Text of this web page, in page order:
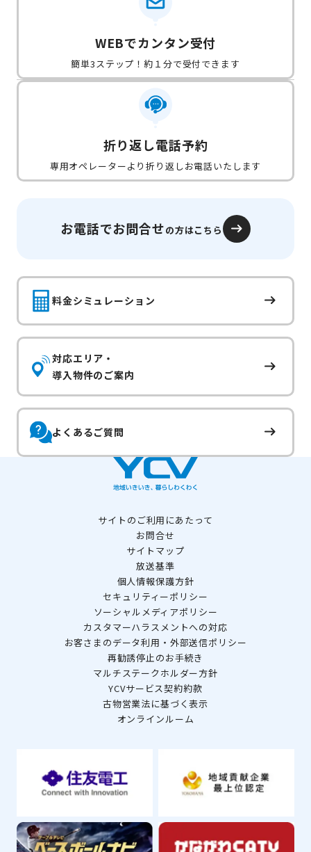
WEBでカンタン受付
簡単3ステップ！約１分で受付できます
折り返し電話予約
専用オペレーターより折り返しお電話いたします
お電話でお問合せの方はこちら
料金シミュレーション
対応エリア・
導入物件のご案内
よくあるご質問
サイトのご利用にあたって
お問合せ
サイトマップ
放送基準
個人情報保護方針
セキュリティーポリシー
ソーシャルメディアポリシー
カスタマーハラスメントへの対応
お客さまのデータ利用・外部送信ポリシー
再勧誘停止のお手続き
マルチステークホルダー方針
YCVサービス契約約款
古物営業法に基づく表示
オンラインルーム